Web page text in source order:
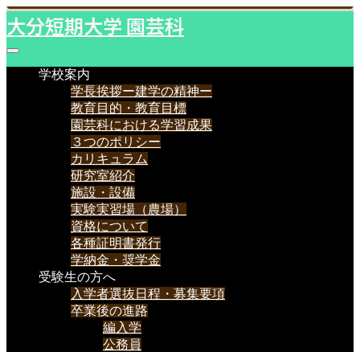
大分短期大学 園芸科
学校案内
学長挨拶ー建学の精神ー
教育目的・教育目標
園芸科における学習成果
３つのポリシー
カリキュラム
研究室紹介
施設・設備
実験実習場（農場）
資格について
各種証明書発行
学納金・奨学金
受験生の方へ
入学者選抜日程・募集要項
卒業後の進路
編入学
公務員